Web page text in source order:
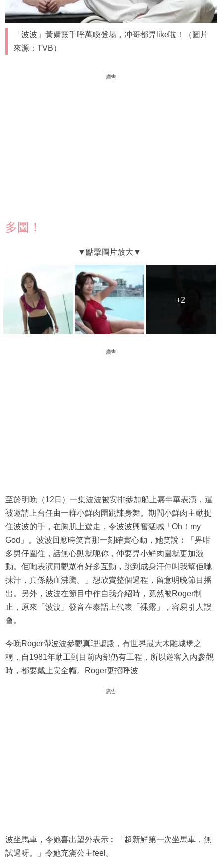
「波波」黃婧靈千呼萬喚登場，冲哥都畀like啦！（圖片
來源：TVB）
廣告
多圖！
+2
+2
廣告
至於明晚（12日）一集波波被安排參加船上嘉年華表演，還
被邀請上台任由一群小鮮肉圍跳辣身舞。期間小鮮肉主動捉
住波波的手，在胸肌上遊走，令波波興奮猛喊「Oh！my
God」。波波回應時笑言那一刻確實心動，她笑說︰「畀咁
多男仔圍住，話無心動就呃你，仲要畀小鮮肉圍就更加激
動。佢哋表演同觀眾有好多互動，跳到成身汗仲叫我幫佢哋
抹汗，真係熱血沸騰。」想欣賞整個過程，留意明晚節目播
出。另外，波波在節目中作自我介紹時，竟然被Roger制
止，原來「波波」發音在泰語上代表「裸露」，容易引人誤
會。
今晚Roger帶波波參觀真理聖殿，有世界最大木雕城堡之
稱，自1981年動工到目前內部仍有工程，所以遊客入內參觀
時，都要戴上安全帽。Roger更招呼波
廣告
波坐馬車，令她喜出望外表示︰「超新鮮第一次坐馬車，無
試過呀。」令她充滿公主feel。